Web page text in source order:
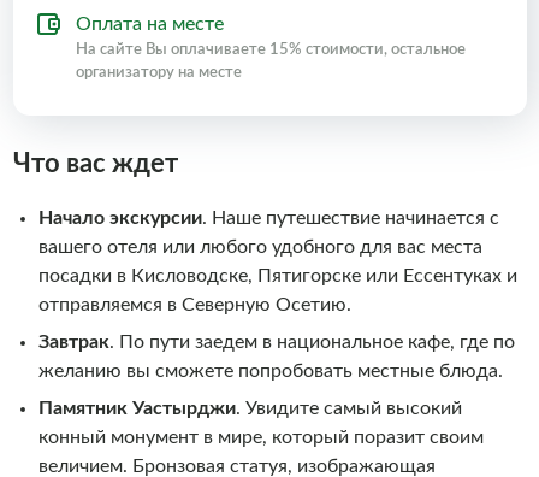
Оплата на месте
На сайте Вы оплачиваете 15% стоимости, остальное
организатору на месте
Что вас ждет
Начало экскурсии. Наше путешествие начинается с
вашего отеля или любого удобного для вас места
посадки в Кисловодске, Пятигорске или Ессентуках и
отправляемся в Северную Осетию.
Завтрак. По пути заедем в национальное кафе, где по
желанию вы сможете попробовать местные блюда.
Памятник Уастырджи. Увидите самый высокий
конный монумент в мире, который поразит своим
величием. Бронзовая статуя, изображающая